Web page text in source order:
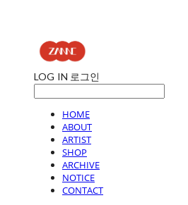
LOG IN 로그인
HOME
ABOUT
ARTIST
SHOP
ARCHIVE
NOTICE
CONTACT